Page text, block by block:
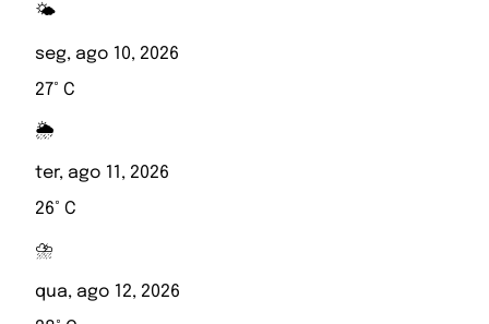
🌤️
seg, ago 10, 2026
27° C
🌦️
ter, ago 11, 2026
26° C
⛈️
qua, ago 12, 2026